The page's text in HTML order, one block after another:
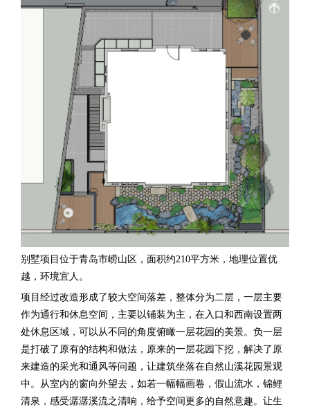
别墅项目位于青岛市崂山区，面积约210平方米，地理位置优
越，环境宜人。
项目经过改造形成了较大空间落差，整体分为二层，一层主要
作为通行和休息空间，主要以铺装为主，在入口和西南设置两
处休息区域，可以从不同的角度俯瞰一层花园的美景。负一层
是打破了原有的结构和做法，原来的一层花园下挖，解决了原
来建造的采光和通风等问题，让建筑坐落在自然山溪花园 景观
中。从室内的窗向外望去，如若一幅幅画卷，假山流水，锦鲤
清泉，感受潺潺溪流之清响，给予空间更多的自然意趣。让生